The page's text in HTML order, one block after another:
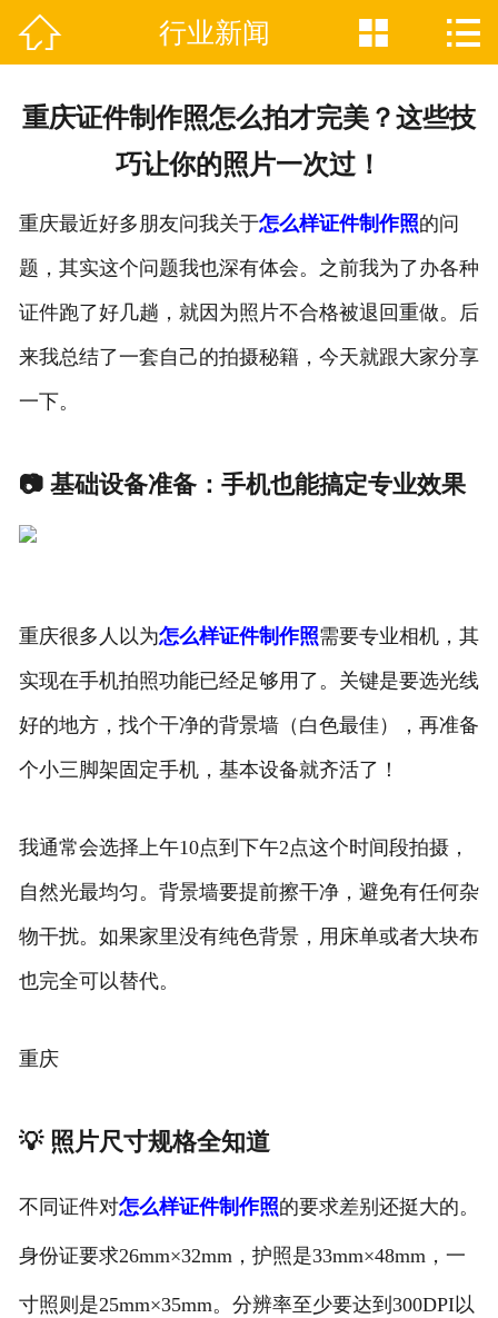
网站首页
联系我们
 行业新闻  
重庆证件制作照怎么拍才完美？这些技
巧让你的照片一次过！
重庆最近好多朋友问我关于怎么样证件制作照的问
题，其实这个问题我也深有体会。之前我为了办各种
证件跑了好几趟，就因为照片不合格被退回重做。后
来我总结了一套自己的拍摄秘籍，今天就跟大家分享
一下。
📷 基础设备准备：手机也能搞定专业效果
重庆很多人以为怎么样证件制作照需要专业相机，其
实现在手机拍照功能已经足够用了。关键是要选光线
好的地方，找个干净的背景墙（白色最佳），再准备
个小三脚架固定手机，基本设备就齐活了！
我通常会选择上午10点到下午2点这个时间段拍摄，
自然光最均匀。背景墙要提前擦干净，避免有任何杂
物干扰。如果家里没有纯色背景，用床单或者大块布
也完全可以替代。
重庆
💡 照片尺寸规格全知道
不同证件对怎么样证件制作照的要求差别还挺大的。
身份证要求26mm×32mm，护照是33mm×48mm，一
寸照则是25mm×35mm。分辨率至少要达到300DPI以